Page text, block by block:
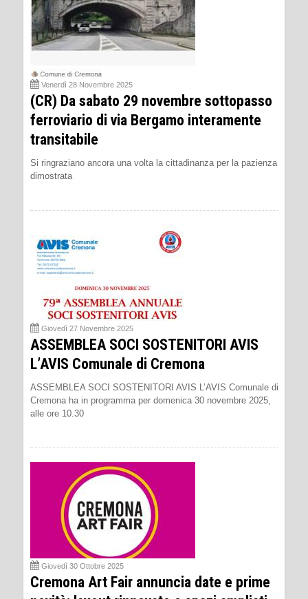
Venerdì 28 Novembre 2025
(CR) Da sabato 29 novembre sottopasso
ferroviario di via Bergamo interamente
transitabile
Si ringraziano ancora una volta la cittadinanza per la pazienza
dimostrata
Giovedì 27 Novembre 2025
ASSEMBLEA SOCI SOSTENITORI AVIS
L’AVIS Comunale di Cremona
ASSEMBLEA SOCI SOSTENITORI AVIS L’AVIS Comunale di
Cremona ha in programma per domenica 30 novembre 2025,
alle ore 10.30
Giovedì 30 Ottobre 2025
Cremona Art Fair annuncia date e prime